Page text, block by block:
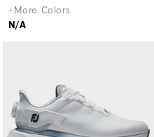
+More Colors
N/A